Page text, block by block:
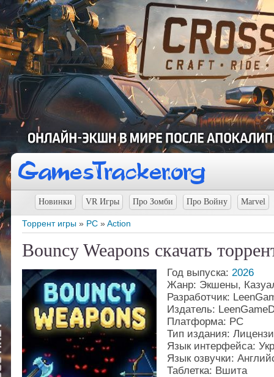
Новинки VR Игры Про Зомби Про Войну Marvel
Торрент игры » PC »Action
Bouncy Weapons скачать
Год выпуска: 2026
Жанр: Экшены,
Разработчик:
Издатель:
Платформа: PC
Тип издания:
Язык интерфейса:
Язык озвучки:
Таблетка: Вшита